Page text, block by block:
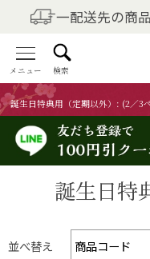
一配送先の商
メニュー 検索
誕生日特典用（定期以外）: (2／3
商品を探す
全商品一覧
梅干しの商品一
梅酒の商品一覧
梅製品・その他
メニュー
誕生日特
並べ替え